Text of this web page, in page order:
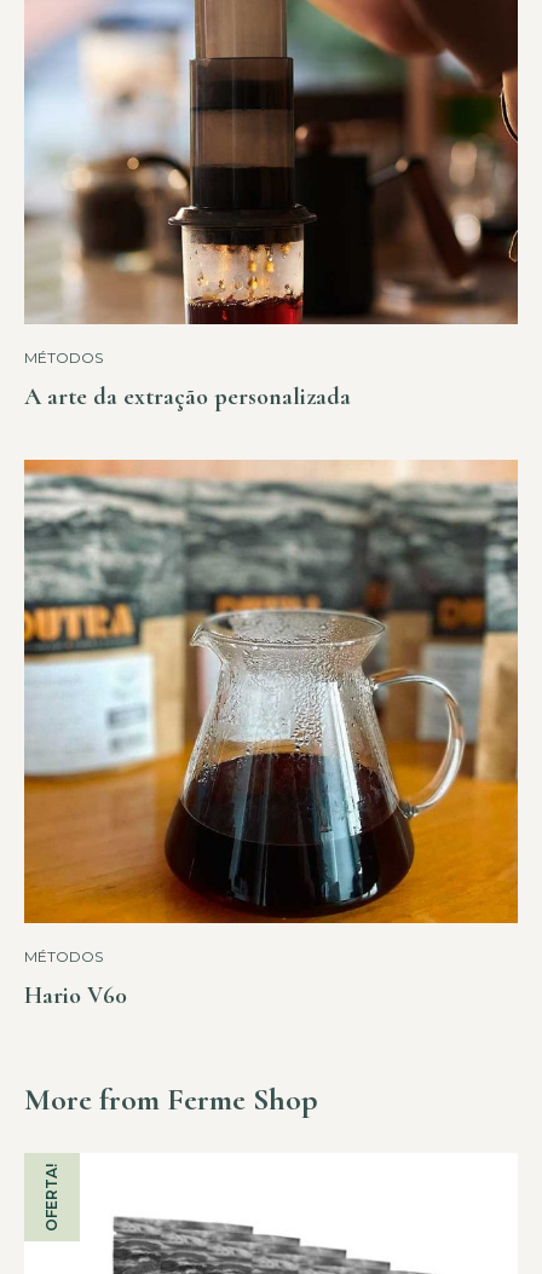
MÉTODOS
A arte da extração personalizada
MÉTODOS
Hario V60
More from Ferme Shop
OFERTA!